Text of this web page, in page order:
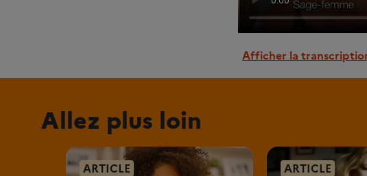
Afficher la
Allez plus loin
ARTICLE ARTICLE